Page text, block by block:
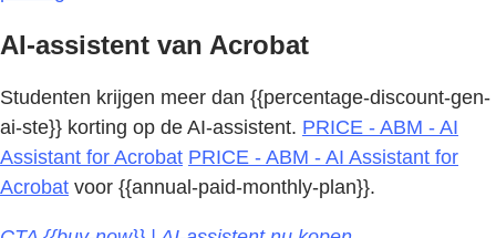
AI-assistent van Acrobat
Studenten krijgen meer dan {{percentage-discount-gen-
ai-ste}} korting op de AI-assistent. PRICE - ABM - AI
Assistant for Acrobat PRICE - ABM - AI Assistant for
Acrobat voor {{annual-paid-monthly-plan}}.